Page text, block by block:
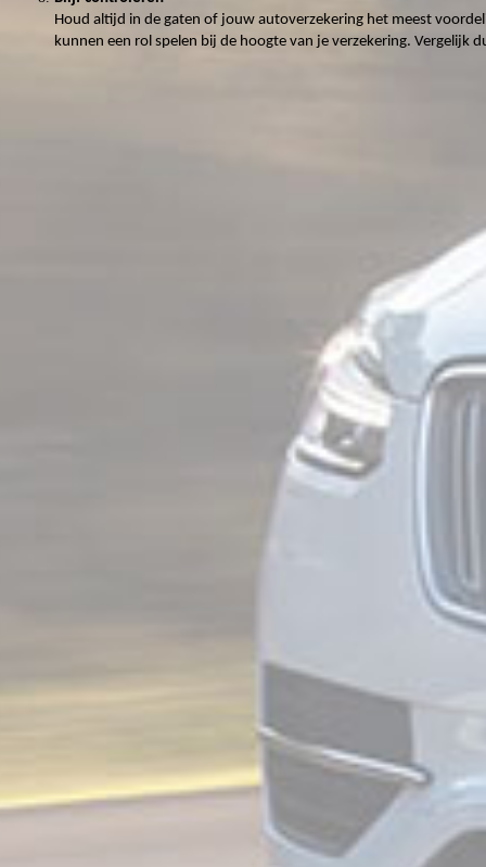
Houd altijd in de gaten of jouw autoverzekering het meest
kunnen een rol spelen bij de hoogte van je verzekering. Vergelijk